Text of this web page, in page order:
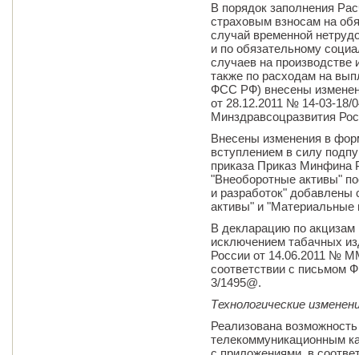
В порядок заполнения
страховым взносам на
случай временной
и по обязательному
случаев на
также по расходам на
ФСС РФ) внесены
от 28.12.2011 № 14-03-18/
Минздравсоцразвития
Внесены изменения в
вступлением в силу
приказа Приказ Минфина
"Внеоборотные активы"
и разработок"
активы" и "Материальные
В декларацию по
исключением табачных
России от 14.06.2011 №
соответствии с письмом
3/1495@.
Технологические
Реализована
телекоммуникационным